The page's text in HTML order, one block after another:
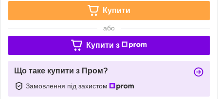
Купити
або
Купити з
Що таке купити з Пром?
Замовлення під захистом